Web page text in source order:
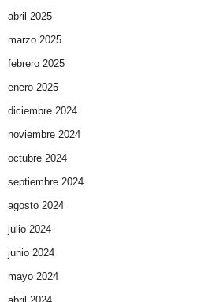
abril 2025
marzo 2025
febrero 2025
enero 2025
diciembre 2024
noviembre 2024
octubre 2024
septiembre 2024
agosto 2024
julio 2024
junio 2024
mayo 2024